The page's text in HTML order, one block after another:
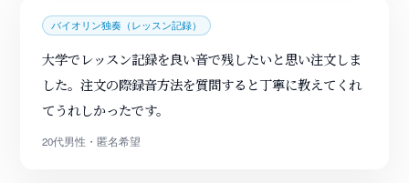
バイオリン独奏（レッスン記録）
大学でレッスン記録を良い音で残したいと思い注文しま
した。注文の際録音方法を質問すると丁寧に教えてくれ
てうれしかったです。
20代男性・匿名希望